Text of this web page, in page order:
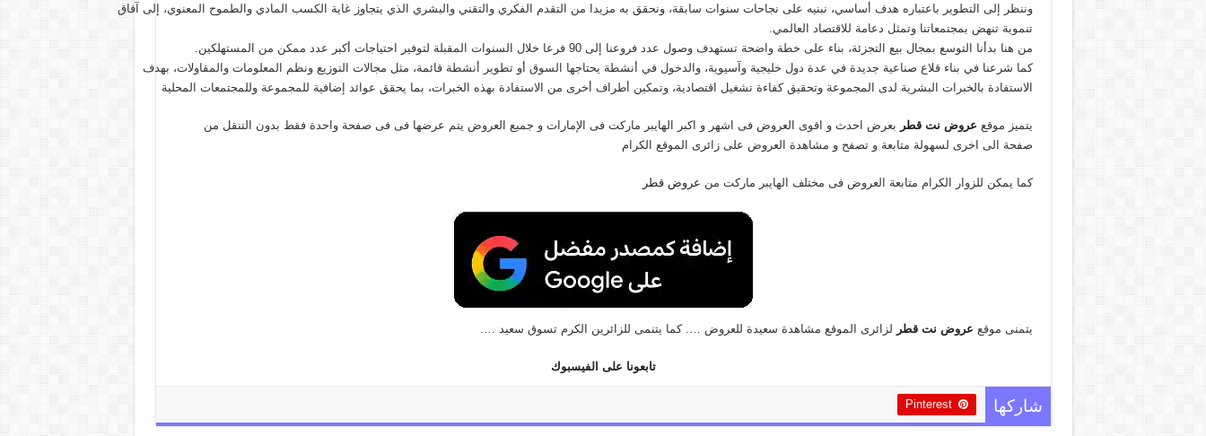
وننظر إلى التطوير باعتباره هدف أساسي، نبنيه على نجاحات سنوات سابقة، ونحقق به مزيدا من التقدم الفكري والتقني والبشري الذي يتجاوز غاية الكسب المادي والطموح المعنوي، إلى آفاق
تنموية تنهض بمجتمعاتنا وتمثل دعامة للاقتصاد العالمي.
من هنا بدأنا التوسع بمجال بيع التجزئة، بناء على خطة واضحة تستهدف وصول عدد فروعنا إلى 90 فرعا خلال السنوات المقبلة لتوفير احتياجات أكبر عدد ممكن من المستهلكين.
كما شرعنا في بناء قلاع صناعية جديدة في عدة دول خليجية وآسيوية، والدخول في أنشطة يحتاجها السوق أو تطوير أنشطة قائمة، مثل مجالات التوزيع ونظم المعلومات والمقاولات، بهدف
الاستفادة بالخبرات البشرية لدى المجموعة وتحقيق كفاءة تشغيل اقتصادية، وتمكين أطراف أخرى من الاستفادة بهذه الخبرات، بما يحقق عوائد إضافية للمجموعة وللمجتمعات المحلية
يتميز موقع عروض نت قطر بعرض احدث و اقوى العروض فى اشهر و اكبر الهايبر ماركت فى الإمارات و جميع العروض يتم عرضها فى فى صفحة واحدة فقط بدون التنقل من
صفحة الى اخرى لسهولة متابعة و تصفح و مشاهدة العروض على زائرى الموقع الكرام
كما يمكن للزوار الكرام متابعة العروض فى مختلف الهايبر ماركت من عروض قطر
يتمنى موقع عروض نت قطر لزائرى الموقع مشاهدة سعيدة للعروض …. كما يتنمى للزائرين الكرم تسوق سعيد ….
تابعونا على الفيسبوك
شاركها Pinterest